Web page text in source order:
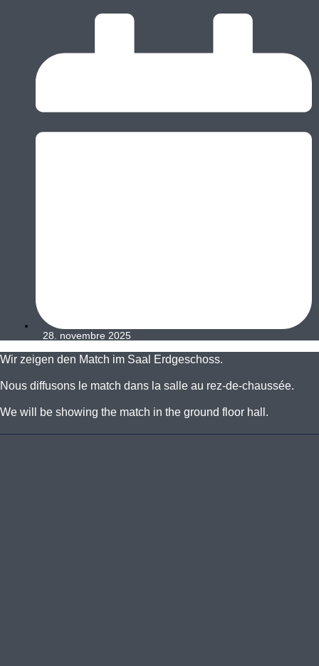
28. novembre 2025
Wir zeigen den Match im Saal Erdgeschoss.
Nous diffusons le match dans la salle au rez-de-chaussée.
We will be showing the match in the ground floor hall.